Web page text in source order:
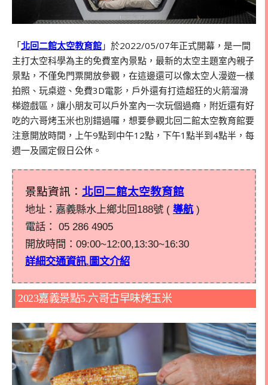
「北回二館太空教育館 」於2022/05/07年正式開幕，是一間
主打太空科學為主的免費室內景點，最新的太空主題室內親子
景點，不僅免門票開放參觀，在這邊還可以像太空人漫遊一樣
拍照、玩桌遊、免費3D電影，戶外還有打造超狂的火箭溜滑
梯遊戲區，讓小朋友可以戶外室內一次玩個過癮，附近還有好
吃的六哥烤玉米也別錯過囉，想要參觀北回二館太空教育館要
注意開放時間，上午9點到中午12點，下午1點半到4點半，每
週一及國定假日公休。
景點資訊： 北回二館太空教育館
地址：嘉義縣水上鄉北回188號 ( 導航)
電話： 05 286 4905
開放時間：09:00~12:00,13:30~16:30
詳細交通資訊.圖文介紹
2023嘉義景點5.六哥古早味烤玉米